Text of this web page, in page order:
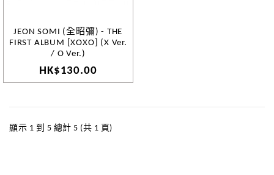
JEON SOMI (全昭彌) - THE
FIRST ALBUM [XOXO] (X Ver.
/ O Ver.)
HK$130.00
顯示 1 到 5 總計 5 (共 1 頁)